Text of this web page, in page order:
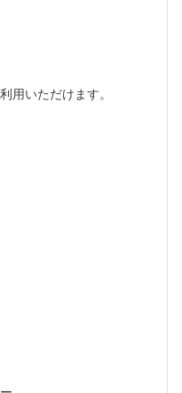
用いただけます。